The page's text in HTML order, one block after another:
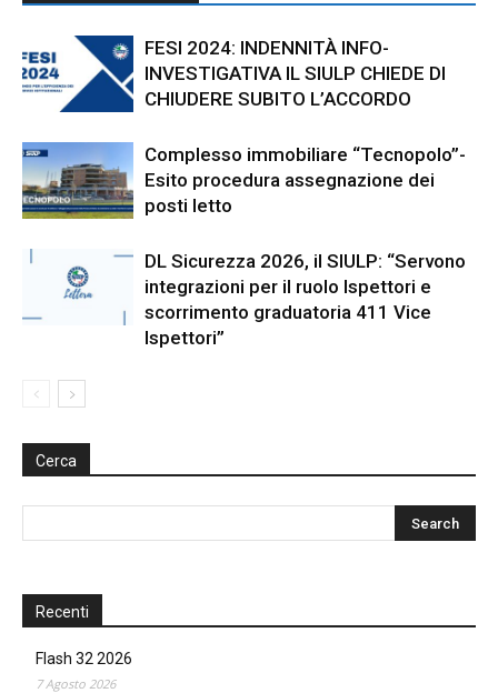
FESI 2024: INDENNITÀ INFO-
INVESTIGATIVA IL SIULP CHIEDE DI
CHIUDERE SUBITO L’ACCORDO
Complesso immobiliare “Tecnopolo”-
Esito procedura assegnazione dei
posti letto
DL Sicurezza 2026, il SIULP: “Servono
integrazioni per il ruolo Ispettori e
scorrimento graduatoria 411 Vice
Ispettori”
Cerca
Recenti
Flash 32 2026
7 Agosto 2026